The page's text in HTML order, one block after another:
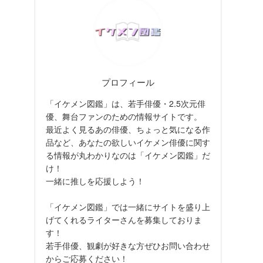
プロフィール
「イケメン図鑑」は、若手俳優・2.5次元俳
優、舞台ファンのための情報サイトです。
最近よく見るあの俳優、ちょっと気になる作
品など、あなたの欲しいイケメン俳優に関す
る情報が丸わかりなのは「イケメン図鑑」だ
け！
一緒に推しを応援しよう！
「イケメン図鑑」では一緒にサイトを盛り上
げてくれるライターさんを募集しておりま
す！
若手俳優、観劇が好きな方ぜひお問い合わせ
からご応募ください！